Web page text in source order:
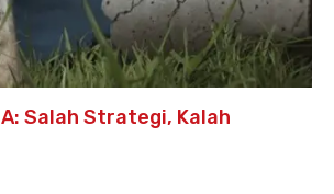
Salah Strategi, Kalah